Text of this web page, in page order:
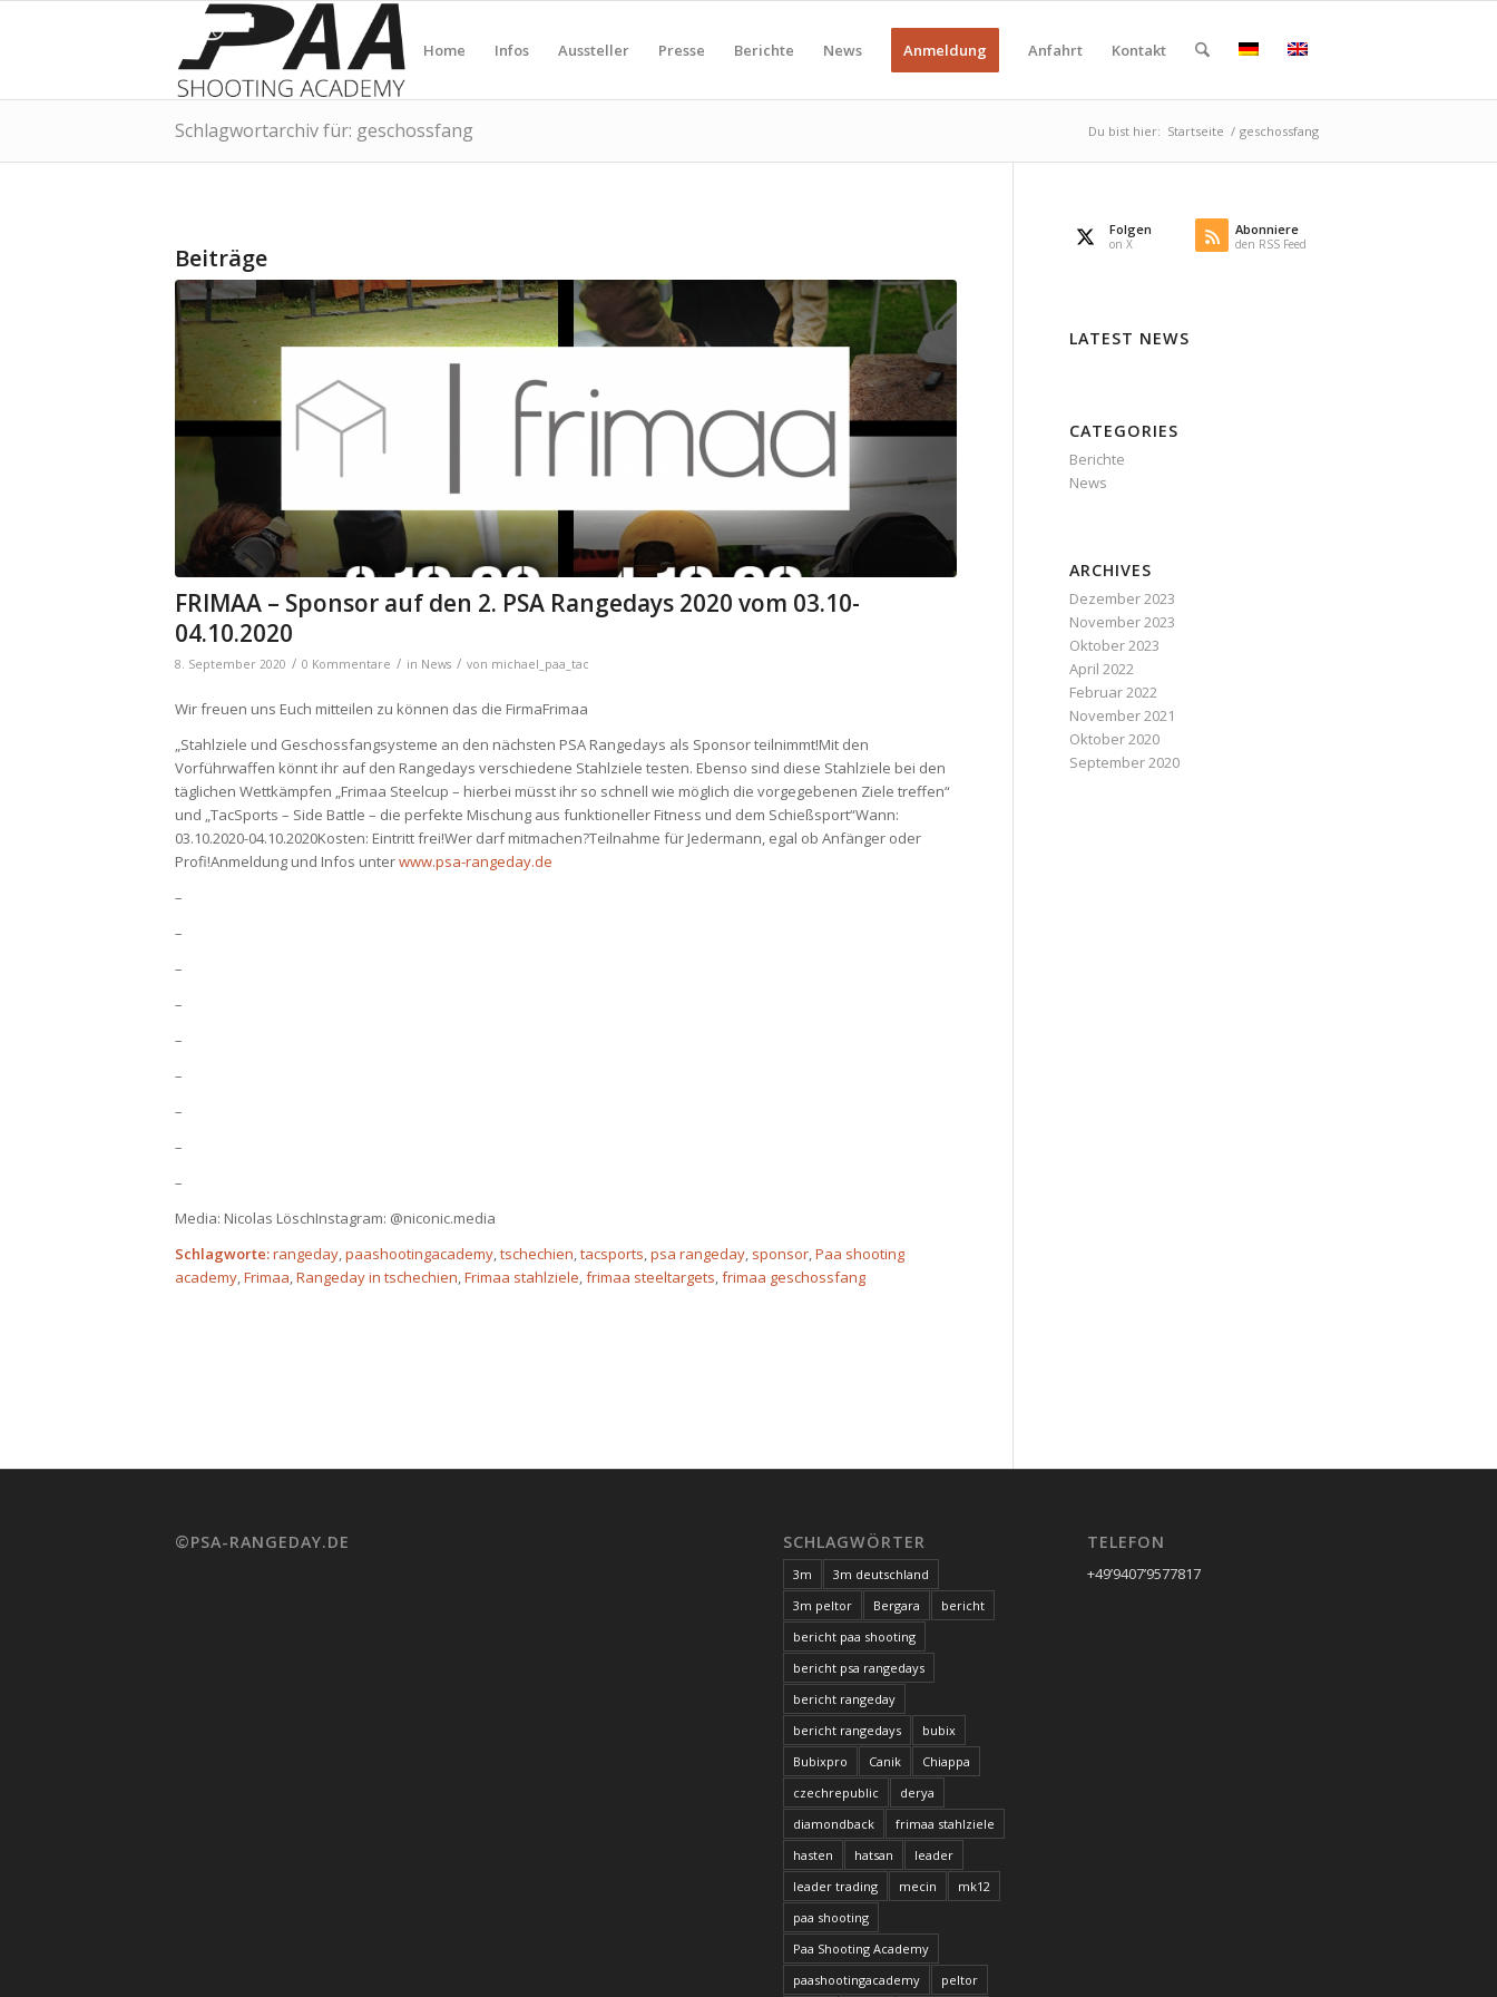
Home Infos Aussteller Presse Berichte News Anmeldung Anfahrt Kontakt
Schlagwortarchiv für: geschossfang Du bist hier: Startseite / geschossfang
Beiträge
FRIMAA – Sponsor auf den 2. PSA Rangedays 2020 vom 03.10-
04.10.2020
8. September 2020 / 0 Kommentare / in News / von michael_paa_tac
Wir freuen uns Euch mitteilen zu können das die FirmaFrimaa
„Stahlziele und Geschossfangsysteme an den nächsten PSA Rangedays als Sponsor teilnimmt!Mit den
Vorführwaffen könnt ihr auf den Rangedays verschiedene Stahlziele testen. Ebenso sind diese Stahlziele bei den
täglichen Wettkämpfen „Frimaa Steelcup – hierbei müsst ihr so schnell wie möglich die vorgegebenen Ziele treffen“
und „TacSports – Side Battle – die perfekte Mischung aus funktioneller Fitness und dem Schießsport“Wann:
03.10.2020-04.10.2020Kosten: Eintritt frei!Wer darf mitmachen?Teilnahme für Jedermann, egal ob Anfänger oder
Profi!Anmeldung und Infos unterwww.psa-rangeday.de
–
–
–
–
–
–
–
–
–
Media: Nicolas LöschInstagram: @niconic.media
Schlagworte:rangeday,paashootingacademy,tschechien,tacsports,psa rangeday, sponsor,Paa shooting
academy,Frimaa,Rangeday in tschechien,Frimaa stahlziele,frimaa steeltargets,frimaa geschossfang
Folgen
on X
Abonniere
den RSS Feed
LATEST NEWS
CATEGORIES
Berichte
News
ARCHIVES
Dezember 2023
November 2023
Oktober 2023
April 2022
Februar 2022
November 2021
Oktober 2020
September 2020
©PSA-RANGEDAY.DE SCHLAGWÖRTER
3m
3m deutschland
3m peltor
Bergara
bericht
bericht paa shooting
bericht psa rangedays
bericht rangeday
bericht rangedays
bubix
Bubixpro
Canik
Chiappa
czechrepublic
derya
diamondback
frimaa stahlziele
hasten
hatsan
leader
leader trading
mecin
mk12
paa shooting
Paa Shooting Academy
paashootingacademy
peltor
TELEFON
+49’9407’9577817